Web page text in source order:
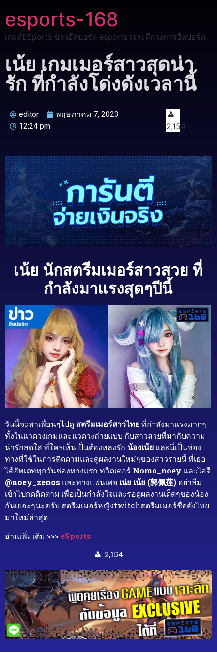
esports-168
เกมส์ESports ข่าวอีสปอร์ต esports เจาะลึกวงการอีสปอร์ต
เน้ย เกมเมอร์สาวสุดน่า
รัก ที่กำลังโด่งดังเวลานี้
editor
พฤษภาคม 7, 2023
12:24 pm
2,154
เน้ย นักสตรีมเมอร์สาวสวย ที่
กำลังมาแรงสุดๆปีนี้
วันนี้จะพาเพื่อนๆไปดู สตรีมเมอร์สาวไทยที่กำลังมาแรงมากๆ
ทั้งในแวดวงเกมและแวดวงถ่ายแบบ กับสาวสวยที่มากับความ
น่ารักสดใส ที่ใครเห็นเป็นต้องหลงรัก น้องเน้ย และนี่เป็นช่อง
ทางที่ใช้ในการติดตามและดูผลงานใหม่ๆของสาวรายนี้ ที่เธอ
ได้อัพเดททุกวันช่องทางแรก ทวิตเตอร์ Nomo_noey และไอจี
@noey_zenos และทางแฟนเพจ เน่ย เน้ย (郭佩莲) อย่าลืม
เข้าไปกดติดตาม เพื่อเป็นกำลังใจและรอดูผลงานเด็ดๆของน้อง
กันเยอะๆนะครับ สตรีมเมอร์หญิงtwitchสตรีมเมอร์ชื่อดังไทย
มาใหม่ล่าสุด
อ่านเพิ่มเติม >>> eSports
2,154